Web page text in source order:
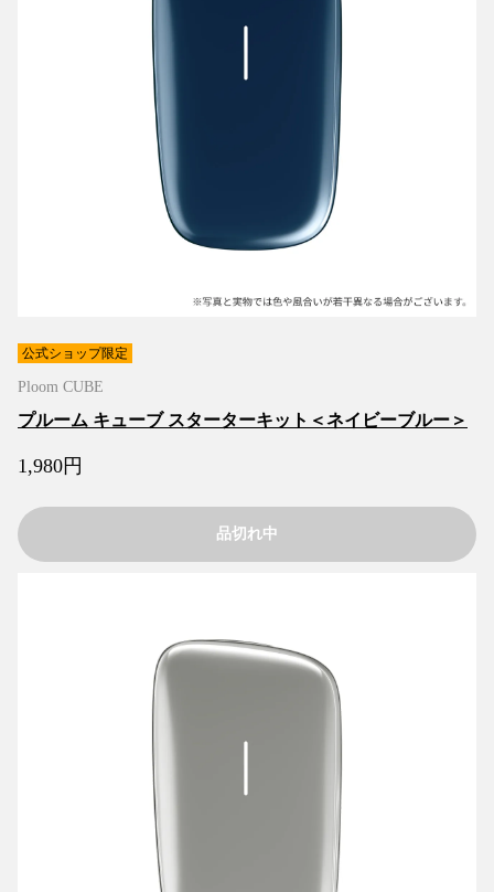
公式ショップ限定
Ploom CUBE
プルーム キューブ スターターキット＜ネイビーブルー＞
1,980円
品切れ中